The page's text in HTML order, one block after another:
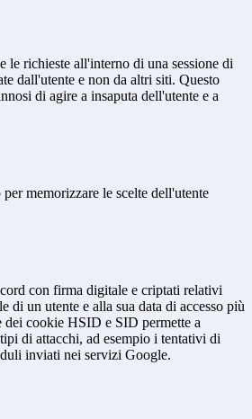
le richieste all'interno di una sessione di
dall'utente e non da altri siti. Questo
di agire a insaputa dell'utente e a
per memorizzare le scelte dell'utente
con firma digitale e criptati relativi
un utente e alla sua data di accesso più
dei cookie HSID e SID permette a
di attacchi, ad esempio i tentativi di
inviati nei servizi Google.